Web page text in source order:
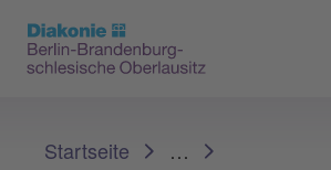
Presse
Startseite
…